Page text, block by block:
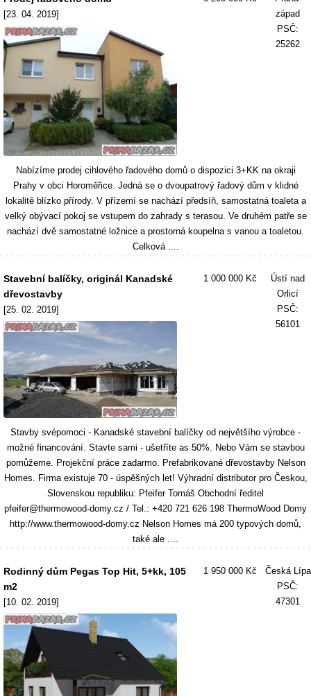
[23. 04. 2019]
západ
PSČ:
25262
Nabízíme prodej cihlového řadového domů o dispozici 3+KK na okraji
Prahy v obci Horoměřice. Jedná se o dvoupatrový řadový dům v klidné
lokalitě blízko přírody. V přízemí se nachází předsíň, samostatná toaleta a
velký obývací pokoj se vstupem do zahrady s terasou. Ve druhém patře se
nachází dvě samostatné ložnice a prostorná koupelna s vanou a toaletou.
Celková ....
Stavební balíčky, originál Kanadské
dřevostavby
[25. 02. 2019]
1 000 000 Kč
Ústí nad
Orlicí
PSČ:
56101
Stavby svépomoci - Kanadské stavební balíčky od největšího výrobce -
možné financování. Stavte sami - ušetříte as 50%. Nebo Vám se stavbou
pomůžeme. Projekční práce zadarmo. Prefabrikované dřevostavby Nelson
Homes. Firma existuje 70 - úspěšných let! Výhradní distributor pro Českou,
Slovenskou republiku: Pfeifer Tomáš Obchodní ředitel
pfeifer@thermowood-domy.cz / Tel.: +420 721 626 198 ThermoWood Domy
http://www.thermowood-domy.cz Nelson Homes má 200 typových domů,
také ale ....
Rodinný dům Pegas Top Hit, 5+kk, 105
m2
[10. 02. 2019]
1 950 000 Kč
Česká Lípa
PSČ:
47301